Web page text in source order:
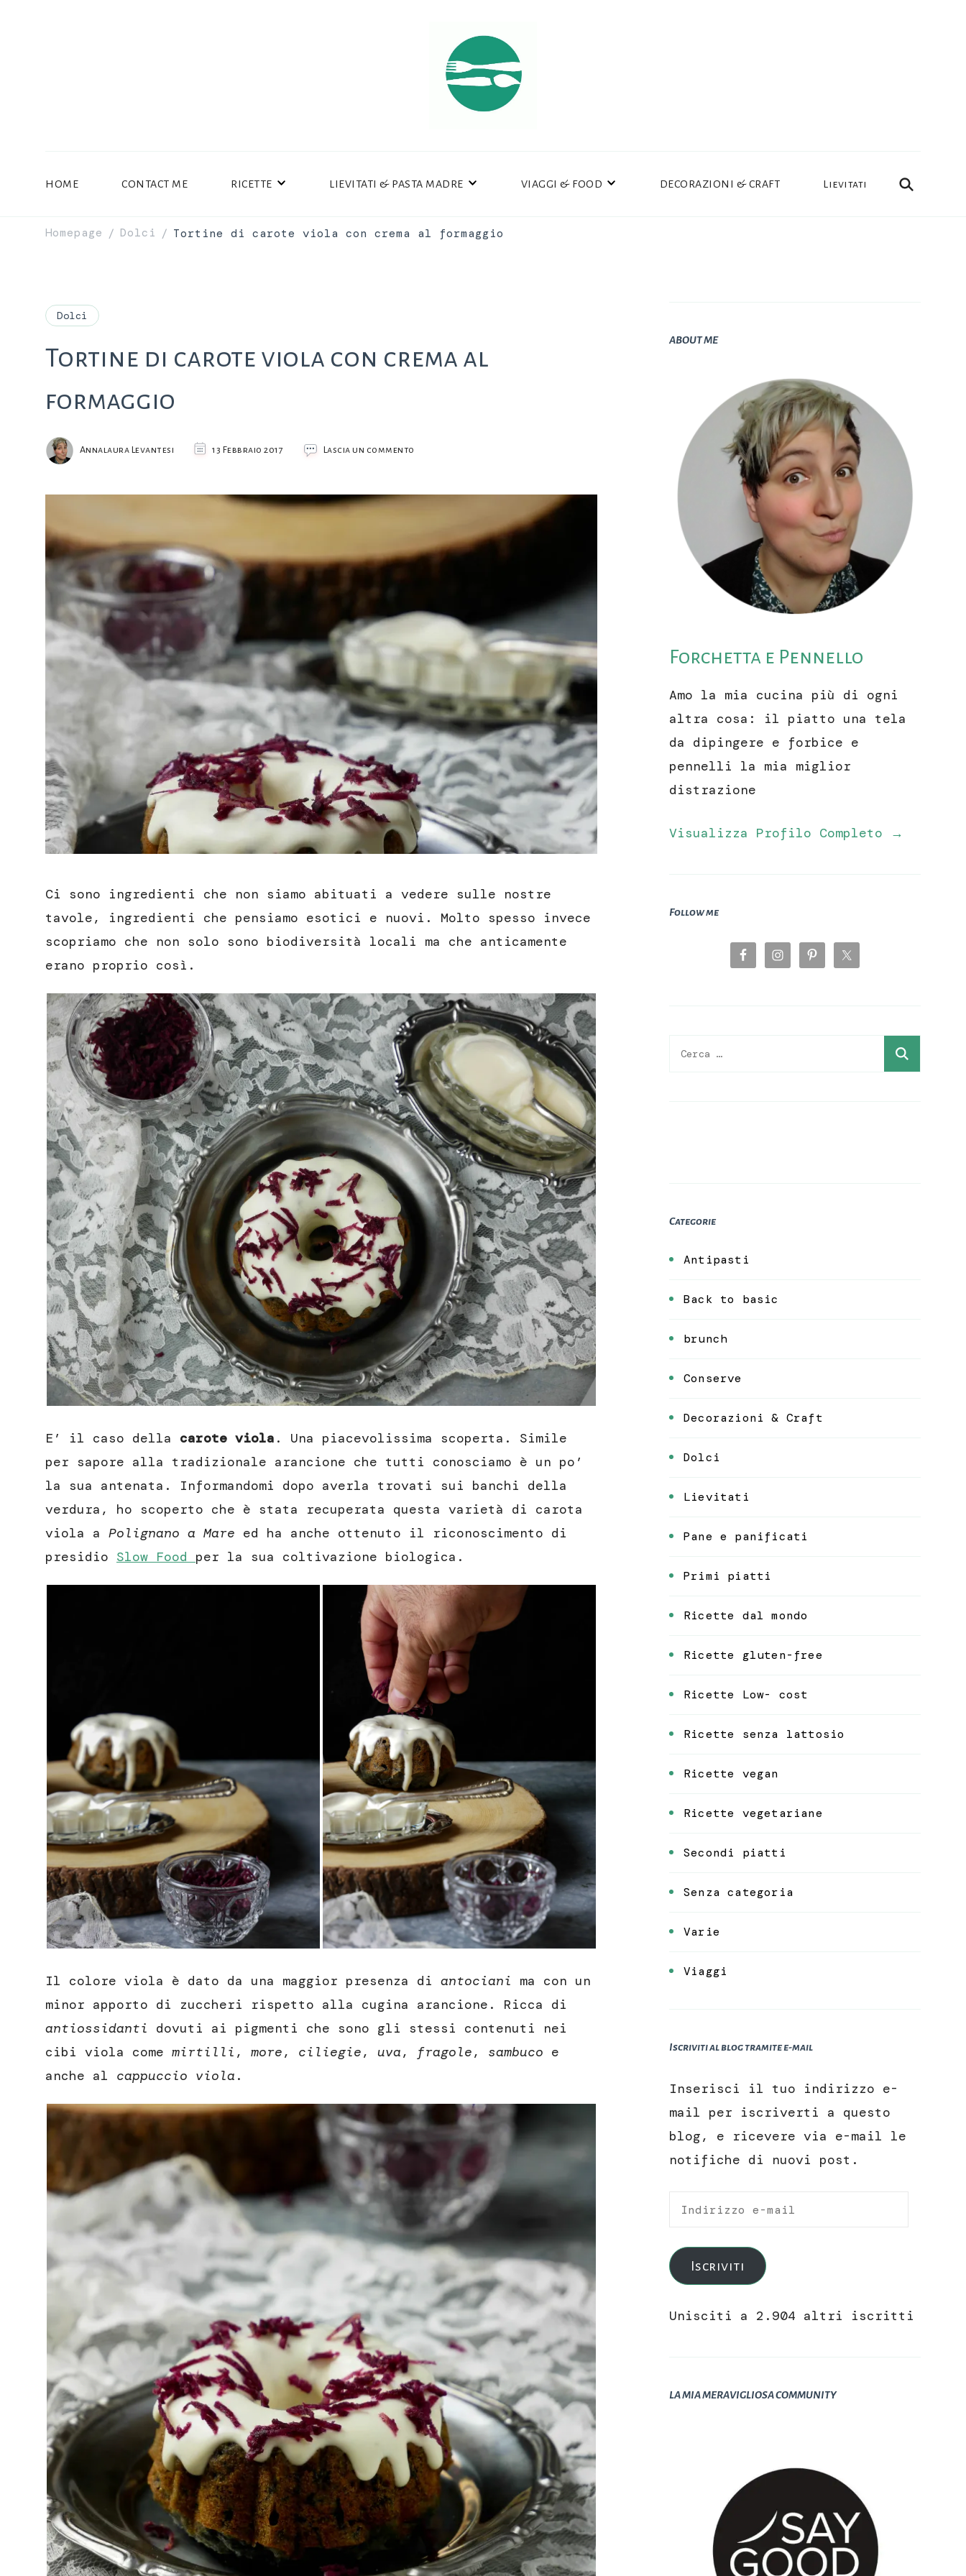
HOME CONTACT ME RICETTE LIEVITATI & PASTA MADRE VIAGGI & FOOD DECORAZIONI & CRAFT Lievitati
Homepage / Dolci / Tortine di carote viola con crema al formaggio
Dolci
Tortine di carote viola con crema al
formaggio
Annalaura Levantesi 13 Febbraio 2017 Lascia un commento
carote
al
Ci sono ingredienti che non siamo abituati a vedere sulle nostre
tavole, ingredienti che pensiamo esotici e nuovi. Molto spesso invece
scopriamo che non solo sono biodiversità locali ma che anticamente
erano proprio così.
E’ il caso della carote viola . Una piacevolissima scoperta. Simile
per sapore alla tradizionale arancione che tutti conosciamo è un po’
la sua antenata. Informandomi dopo averla trovati sui banchi della
verdura, ho scoperto che è stata recuperata questa varietà di carota
viola a Polignano a Mare ed ha anche ottenuto il riconoscimento di
presidio Slow Food per la sua coltivazione biologica.
Il colore viola è dato da una maggior presenza di antociani ma con un
minor apporto di zuccheri rispetto alla cugina arancione. Ricca di
antiossidanti dovuti ai pigmenti che sono gli stessi contenuti nei
cibi viola come mirtilli , more, ciliegie, uva, fragole, sambuco e
anche al cappuccio viola .
ABOUT ME
Forchetta e Pennello
Amo la mia cucina più di ogni
altra cosa: il piatto una tela
da dipingere e forbice e
pennelli la mia miglior
distrazione
Visualizza Profilo Completo →
Follow me
Ricerca
Categorie
Antipasti
Back to basic
brunch
Conserve
Decorazioni & Craft
Dolci
Lievitati
Pane e panificati
Primi piatti
Ricette dal mondo
Ricette gluten-free
Ricette Low- cost
Ricette senza lattosio
Ricette vegan
Ricette vegetariane
Secondi piatti
Senza categoria
Varie
Viaggi
Iscriviti al blog tramite e-mail
Inserisci il tuo indirizzo e-
mail per iscriverti a questo
blog, e ricevere via e-mail le
notifiche di nuovi post.
Indirizzo
mail
Iscriviti
Unisciti a 2.904 altri iscritti
LA MIA MERAVIGLIOSA COMMUNITY